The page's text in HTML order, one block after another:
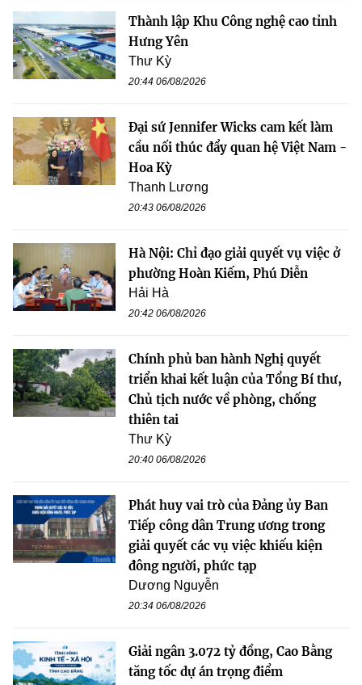
Thành lập Khu Công nghệ cao tỉnh
Hưng Yên
Thư Kỳ
20:44 06/08/2026
Đại sứ Jennifer Wicks cam kết làm
cầu nối thúc đẩy quan hệ Việt Nam -
Hoa Kỳ
Thanh Lương
20:43 06/08/2026
Hà Nội: Chỉ đạo giải quyết vụ việc ở
phường Hoàn Kiếm, Phú Diễn
Hải Hà
20:42 06/08/2026
Chính phủ ban hành Nghị quyết
triển khai kết luận của Tổng Bí thư,
Chủ tịch nước về phòng, chống
thiên tai
Thư Kỳ
20:40 06/08/2026
Phát huy vai trò của Đảng ủy Ban
Tiếp công dân Trung ương trong
giải quyết các vụ việc khiếu kiện
đông người, phức tạp
Dương Nguyễn
20:34 06/08/2026
Giải ngân 3.072 tỷ đồng, Cao Bằng
tăng tốc dự án trọng điểm